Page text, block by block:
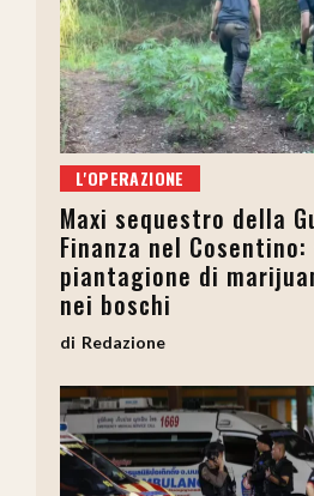
L'OPERAZIONE
Maxi sequestro della
Finanza nel
piantagione di
nei boschi
Redazione